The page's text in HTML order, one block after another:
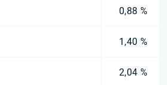
0,88 %
1,40 %
2,04 %